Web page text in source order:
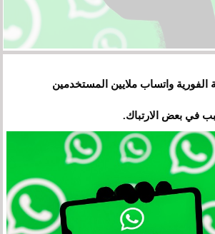
الفورية واتساب ملايين المستخدمين
في بعض الارتباك.